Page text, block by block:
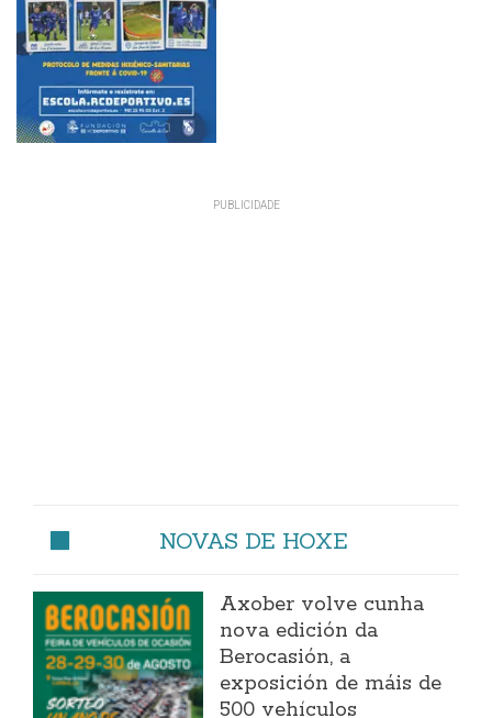
NOVAS DE HOXE
Axober volve cunha
nova edición da
Berocasión, a
exposición de máis de
500 vehículos